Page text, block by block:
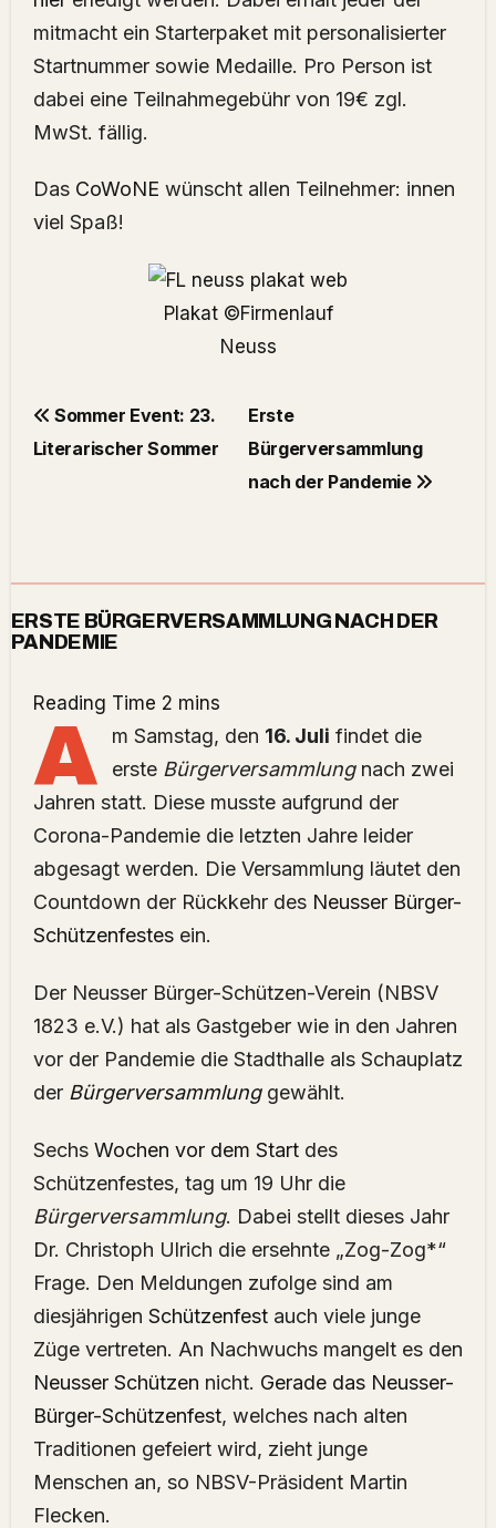
mitmacht ein Starterpaket mit personalisierter
Startnummer sowie Medaille. Pro Person ist
dabei eine Teilnahmegebühr von 19€ zgl.
MwSt. fällig.
Das CoWoNE wünscht allen Teilnehmer: innen
viel Spaß!
Plakat ©Firmenlauf
Neuss
Sommer Event: 23.
Literarischer Sommer
Erste
Bürgerversammlung
nach der Pandemie
ERSTE BÜRGERVERSAMMLUNG NACH DER
PANDEMIE
A m Samstag, den 16. Juli findet die
erste Bürgerversammlung nach zwei
Jahren statt. Diese musste aufgrund der
Corona-Pandemie die letzten Jahre leider
abgesagt werden. Die Versammlung läutet den
Countdown der Rückkehr des Neusser Bürger-
Schützenfestesein.
Der Neusser Bürger-Schützen-Verein (NBSV
1823 e.V.) hat als Gastgeber wie in den Jahren
vor der Pandemie die Stadthalle als Schauplatz
der Bürgerversammlung gewählt.
Sechs Wochen vor dem Startdes
Schützenfestes, tag um 19 Uhr die
Bürgerversammlung. Dabei stellt dieses Jahr
Dr. Christoph Ulrich die ersehnte „Zog-Zog*“
Frage. Den Meldungen zufolge sind am
diesjährigen Schützenfestauch viele junge
Züge vertreten. An Nachwuchs mangelt es den
Neusser Schützen nicht. Gerade das Neusser-
Bürger-Schützenfest, welches nach alten
Traditionen gefeiert wird, zieht junge
Menschen an, so NBSV-Präsident Martin
Flecken.